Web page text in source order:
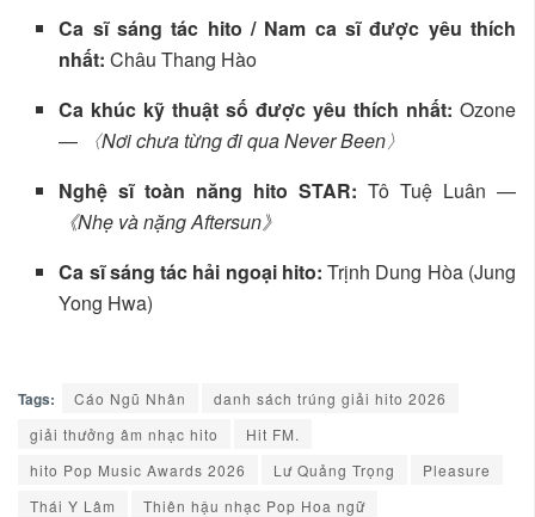
Ca sĩ sáng tác hito / Nam ca sĩ được yêu thích
nhất: Châu Thang Hào
Ca khúc kỹ thuật số được yêu thích nhất: Ozone
—
〈Nơi chưa từng đi qua Never Been〉
Nghệ sĩ toàn năng hito STAR: Tô Tuệ Luân —
《Nhẹ và nặng Aftersun》
Ca sĩ sáng tác hải ngoại hito: Trịnh Dung Hòa (Jung
Yong Hwa)
Tags: Cáo Ngũ Nhân
danh sách trúng giải hito 2026
giải thưởng âm nhạc hito
Hit FM.
hito Pop Music Awards 2026
Lư Quảng Trọng
Pleasure
Thái Y Lâm
Thiên hậu nhạc Pop Hoa ngữ